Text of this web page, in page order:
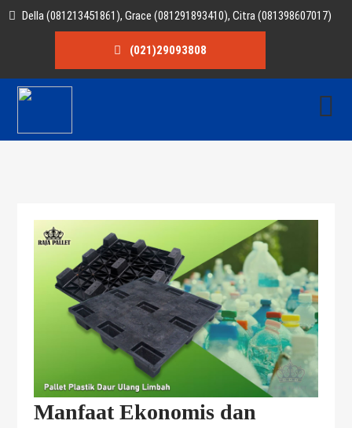
Della (081213451861), Grace (081291893410), Citra (081398607017)
(021)29093808
Manfaat Ekonomis dan